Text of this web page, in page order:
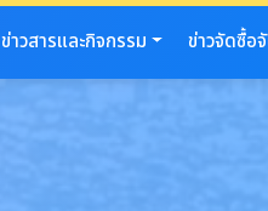
ข่าวสารและกิจกรรม ข่าวจัดซื้อ